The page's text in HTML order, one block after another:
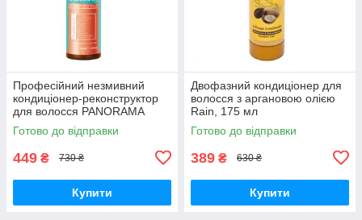
Професійний незмивний
кондиціонер-реконструктор
для волосся PANORAMA
"Глибоке відновлення", 400
мл
Готово до відправки
449 ₴ 730 ₴
Купити
Двофазний кондиціонер для
волосся з аргановою олією
Rain, 175 мл
Готово до відправки
389 ₴ 630 ₴
Купити